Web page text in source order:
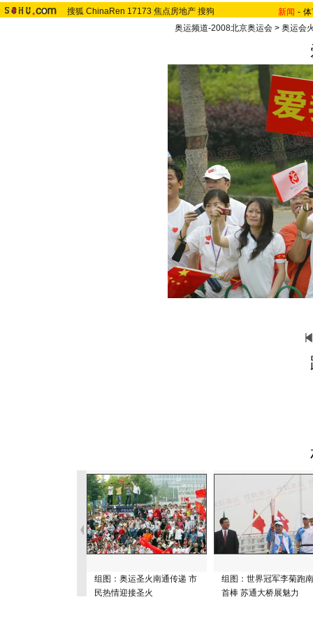
搜狐 ChinaRen 17173 焦点房地产 搜狗 新闻 -
奥运频道-2008北京奥运会 > 奥运会
组图：奥运圣火南通传递 市
民热情迎接圣火
组图：世界冠军李菊跑
首棒 苏通大桥展魅力